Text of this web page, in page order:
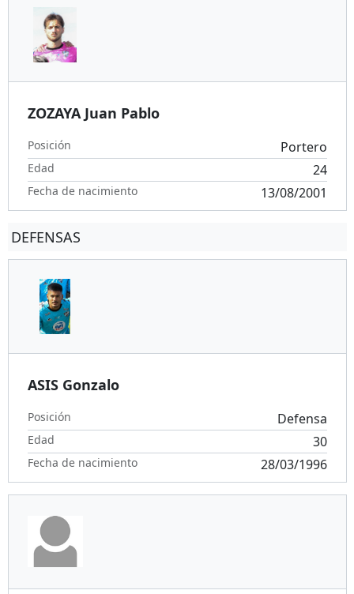
ZOZAYA Juan Pablo
Posición Portero
Edad 24
Fecha de nacimiento 13/08/2001
DEFENSAS
ASIS Gonzalo
Posición Defensa
Edad 30
Fecha de nacimiento 28/03/1996